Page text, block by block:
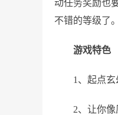
动任务奖励也
不错的等级了。
游戏特色
1、起点
2、让你